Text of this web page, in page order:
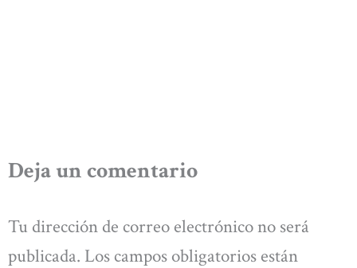
Deja un comentario
Tu dirección de correo electrónico no será
publicada. Los campos obligatorios están